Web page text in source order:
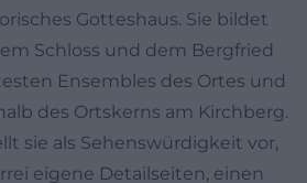
Gotteshaus. Sie bildet
Schloss und dem Bergfried
Ensembles des Ortes und
des Ortskerns am Kirchberg.
sie als Sehenswürdigkeit vor,
eigene Detailseiten, einen